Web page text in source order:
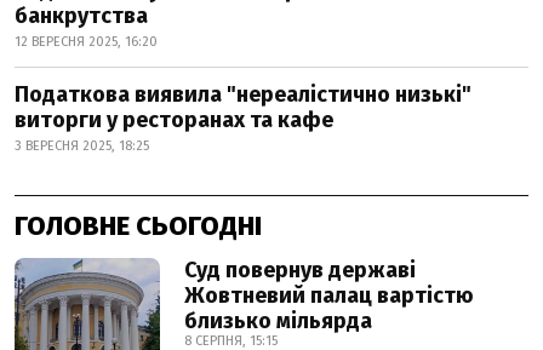
банкрутства
12 ВЕРЕСНЯ 2025, 16:20
Податкова виявила "нереалістично низькі"
виторги у ресторанах та кафе
3 ВЕРЕСНЯ 2025, 18:25
ГОЛОВНЕ СЬОГОДНІ
Суд повернув державі
Жовтневий палац вартістю
близько мільярда
8 СЕРПНЯ, 15:15